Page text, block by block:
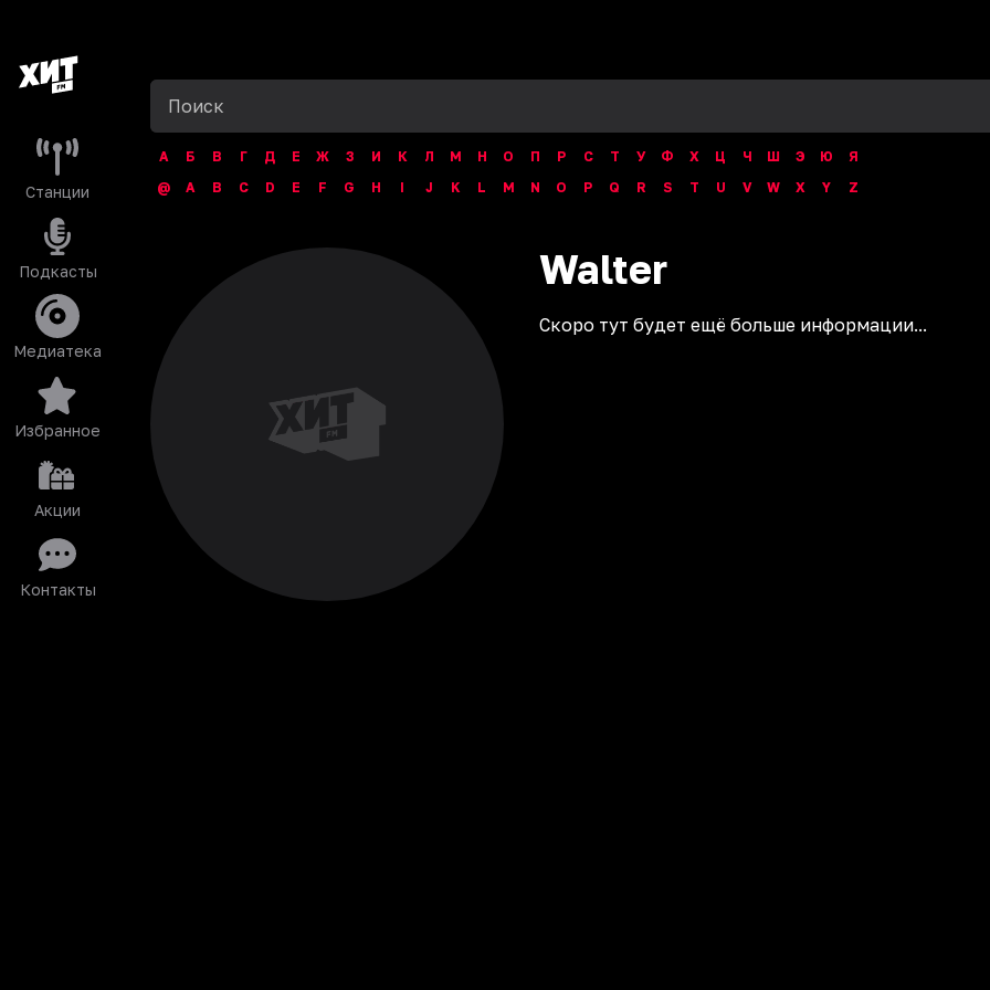
Станции
Подкасты
Медиатека
Избранное
Акции
Контакты
А Б В Г Д Е Ж З И К Л М Н О П Р С Т У Ф Х Ц Ч Ш Э Ю
Я
@
A B C D E F G H I J K L M N O P Q R S T U V W X Y Z
Walter
Скоро тут будет ещё больше информации...